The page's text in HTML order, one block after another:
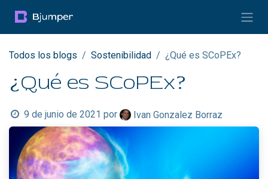
Todos los blogs Sostenibilidad ¿Qué es SCoPEx?
¿Qué es SCoPEx?
9 de junio de 2021 por Ivan Gonzalez Borraz